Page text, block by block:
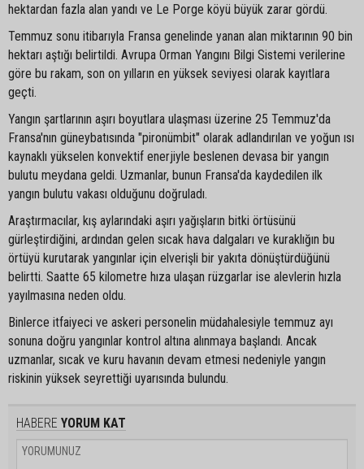
hektardan fazla alan yandı ve Le Porge köyü büyük zarar gördü.
Temmuz sonu itibarıyla Fransa genelinde yanan alan miktarının 90 bin
hektarı aştığı belirtildi. Avrupa Orman Yangını Bilgi Sistemi verilerine
göre bu rakam, son on yılların en yüksek seviyesi olarak kayıtlara
geçti.
Yangın şartlarının aşırı boyutlara ulaşması üzerine 25 Temmuz'da
Fransa'nın güneybatısında "pironümbit" olarak adlandırılan ve yoğun ısı
kaynaklı yükselen konvektif enerjiyle beslenen devasa bir yangın
bulutu meydana geldi. Uzmanlar, bunun Fransa'da kaydedilen ilk
yangın bulutu vakası olduğunu doğruladı.
Araştırmacılar, kış aylarındaki aşırı yağışların bitki örtüsünü
gürleştirdiğini, ardından gelen sıcak hava dalgaları ve kuraklığın bu
örtüyü kurutarak yangınlar için elverişli bir yakıta dönüştürdüğünü
belirtti. Saatte 65 kilometre hıza ulaşan rüzgarlar ise alevlerin hızla
yayılmasına neden oldu.
Binlerce itfaiyeci ve askeri personelin müdahalesiyle temmuz ayı
sonuna doğru yangınlar kontrol altına alınmaya başlandı. Ancak
uzmanlar, sıcak ve kuru havanın devam etmesi nedeniyle yangın
riskinin yüksek seyrettiği uyarısında bulundu.
HABERE YORUM KAT